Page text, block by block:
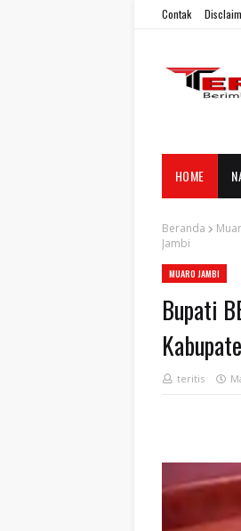
Contak
HOME
Beranda
Jambi
MUARO JAMBI
Bupati
teritis